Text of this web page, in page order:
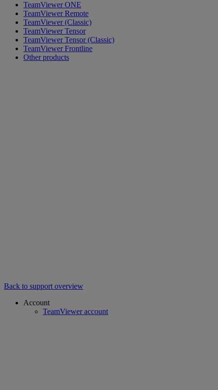
TeamViewer ONE
TeamViewer Remote
TeamViewer (Classic)
TeamViewer Tensor
TeamViewer Tensor (Classic)
TeamViewer Frontline
Other products
Back to support overview
Account
TeamViewer account